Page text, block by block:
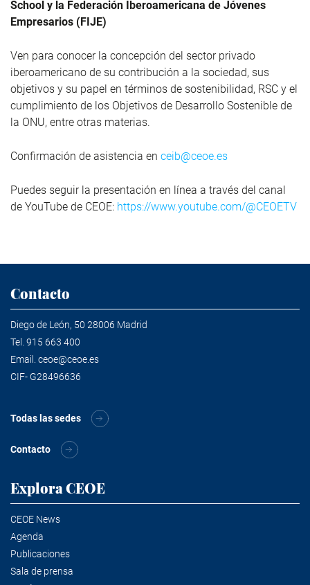
School y la Federación Iberoamericana de Jóvenes
Empresarios (FIJE)
Ven para conocer la concepción del sector privado
iberoamericano de su contribución a la sociedad, sus
objetivos y su papel en términos de sostenibilidad, RSC y el
cumplimiento de los Objetivos de Desarrollo Sostenible de
la ONU, entre otras materias.
Confirmación de asistencia en ceib@ceoe.es
Puedes seguir la presentación en línea a través del canal
de YouTube de CEOE: https://www.youtube.com/@CEOETV
Contacto
Diego de León, 50 28006 Madrid
Tel. 915 663 400
Email. ceoe@ceoe.es
CIF- G28496636
Todas las sedes
Contacto
Explora CEOE
CEOE News
Agenda
Publicaciones
Sala de prensa